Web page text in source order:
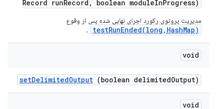
Record runRecord , boolean moduleInProgress)
مدیریت پروتوی رکورد اجرای نهایی شده پس از وقوع
testRunEnded(long,HashMap)
.
void
setDelimitedOutput (boolean delimitedOutput)
void